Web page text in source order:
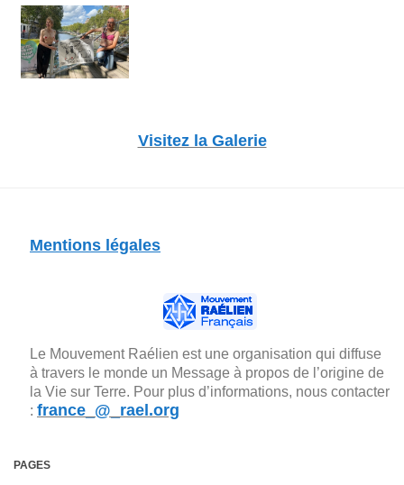
Visitez la Galerie
Mentions légales
Le Mouvement Raélien est une organisation qui diffuse
à travers le monde un Message à propos de l’origine de
la Vie sur Terre. Pour plus d’informations, nous contacter
: france_@_rael.org
PAGES